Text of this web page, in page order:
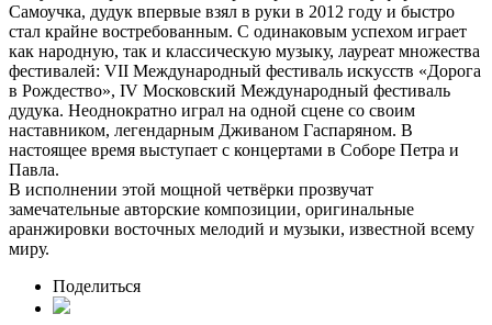
Самоучка, дудук впервые взял в руки в 2012 году и быстро
стал крайне востребованным. С одинаковым успехом играет
как народную, так и классическую музыку, лауреат множества
фестивалей: VII Международный фестиваль искусств «Дорога
в Рождество», IV Московский Международный фестиваль
дудука. Неоднократно играл на одной сцене со своим
наставником, легендарным Дживаном Гаспаряном. В
настоящее время выступает с концертами в Соборе Петра и
Павла.
В исполнении этой мощной четвёрки прозвучат
замечательные авторские композиции, оригинальные
аранжировки восточных мелодий и музыки, известной всему
миру.
Поделиться